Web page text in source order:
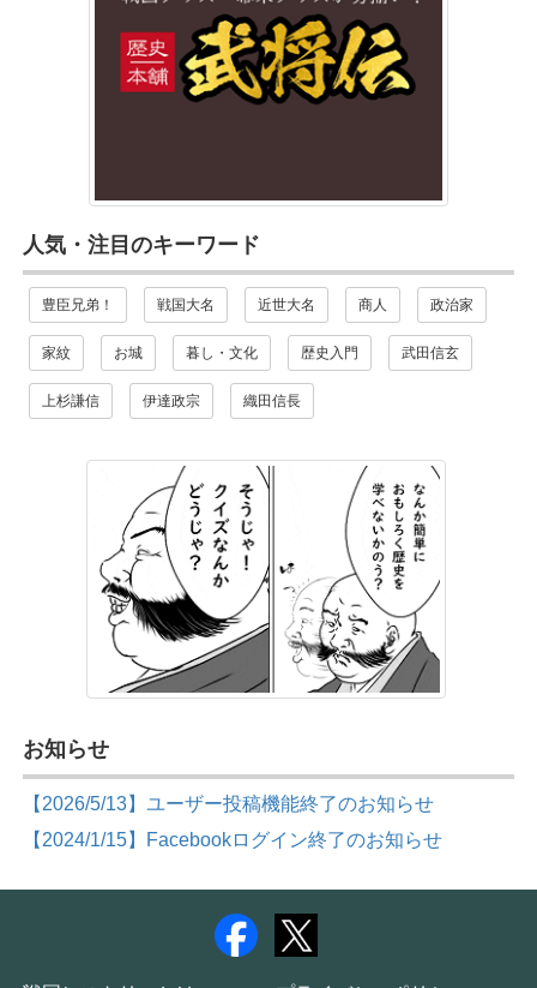
人気・注目のキーワード
豊臣兄弟！ 戦国大名 近世大名 商人 政治家
家紋 お城 暮し・文化 歴史入門 武田信玄
上杉謙信 伊達政宗 織田信長
お知らせ
【2026/5/13】ユーザー投稿機能終了のお知らせ
【2024/1/15】Facebookログイン終了のお知らせ